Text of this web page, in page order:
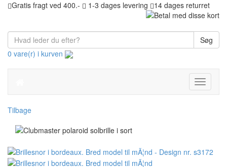
Gratis fragt ved 400.- 1-3 dages levering 14 dages returret
Søg
0 vare(r) i kurven
Toggle
Tilbage